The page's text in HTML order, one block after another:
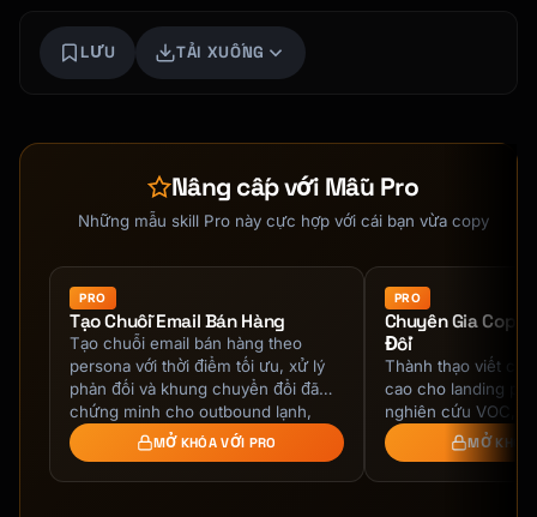
### Cross-sell
- Complementary products
- Related services
- Alternative if declining
- Entry point offer
## Output Format
```
# Upsell Script: [Product/Service]
## Context
| Element | Details |
LƯU TẢI XUỐNG
Nâng cấp với Mẫu Pro
Những mẫu skill Pro này cực hợp với cái bạn vừa copy
PRO
Tạo Chuỗi Email Bán Hàng
Tạo chuỗi email bán hàng theo
persona với thời điểm tối ưu, xử lý
phản đối và khung chuyển đổi đã
chứng minh cho outbound lạnh,
chào mừng, nuôi dưỡng …
MỞ KHÓA VỚI PRO
PRO
Chuyên Gia
Đổi
Thành thạo viết
cao cho landing
nghiên cứu VOC,
loại bỏ ma sát và
test.
MỞ KHÓA